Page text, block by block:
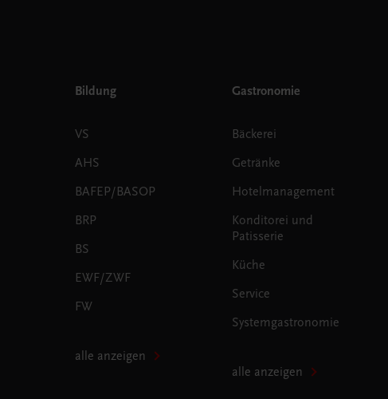
Bildung
VS
AHS
BAFEP/BASOP
BRP
BS
EWF/ZWF
FW
alle anzeigen
Gastronomie
Bäckerei
Getränke
Hotelmanagement
Konditorei und
Patisserie
Küche
Service
Systemgastronomie
alle anzeigen